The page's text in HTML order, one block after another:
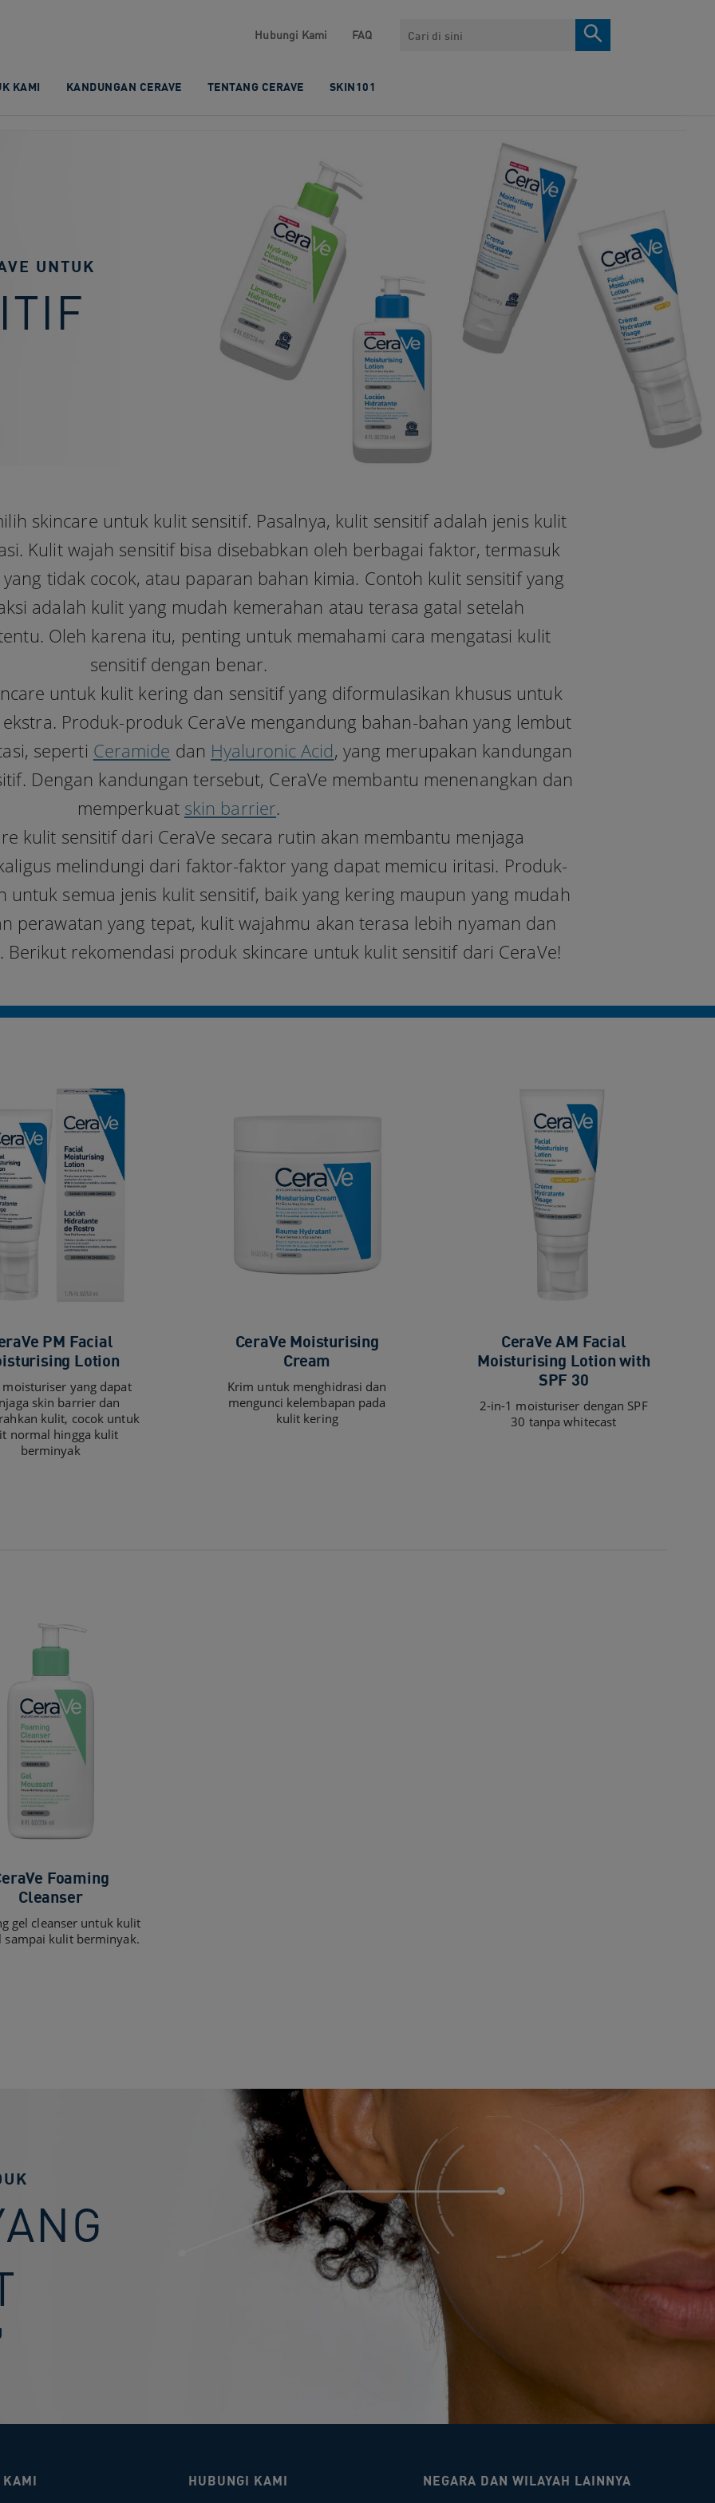
Hubungi Kami​ FAQ Search
KAMI​ KANDUNGAN CERAVE​ TENTANG CERAVE SKIN101
UNTUK
skincare untuk kulit sensitif. Pasalnya, kulit sensitif adalah jenis kulit
Kulit wajah sensitif bisa disebabkan oleh berbagai faktor, termasuk
tidak cocok, atau paparan bahan kimia. Contoh kulit sensitif yang
adalah kulit yang mudah kemerahan atau terasa gatal setelah
Oleh karena itu, penting untuk memahami cara mengatasi kulit
sensitif dengan benar.
untuk kulit kering dan sensitif yang diformulasikan khusus untuk
Produk-produk CeraVe mengandung bahan-bahan yang lembut
seperti Ceramide dan Hyaluronic Acid, yang merupakan kandungan
Dengan kandungan tersebut, CeraVe membantu menenangkan dan
memperkuat skin barrier.
kulit sensitif dari CeraVe secara rutin akan membantu menjaga
melindungi dari faktor-faktor yang dapat memicu iritasi. Produk-
semua jenis kulit sensitif, baik yang kering maupun yang mudah
perawatan yang tepat, kulit wajahmu akan terasa lebih nyaman dan
rekomendasi produk skincare untuk kulit sensitif dari CeraVe!
PM Facial
Lotion
yang dapat
skin barrier dan
kulit, cocok untuk
normal hingga kulit
berminyak​
CeraVe Moisturising
Cream​
Krim untuk menghidrasi dan
mengunci kelembapan pada
kulit kering
CeraVe AM Facial
Moisturising Lotion with
SPF 30
2-in-1 moisturiser dengan SPF
30 tanpa whitecast
Foaming
Cleanser​
gel cleanser untuk kulit
sampai kulit berminyak.
KAMI HUBUNGI KAMI​ NEGARA DAN WILAYAH LAINNYA